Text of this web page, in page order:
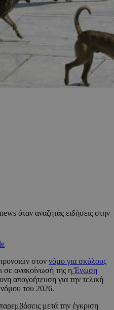
όταν αναζητάς ειδήσεις στην
στον νόμο για σκύλους
σε ανακοίνωσή της ηΈνωση
απογοήτευση για την τελική
του 2026.
μετά την έγκριση